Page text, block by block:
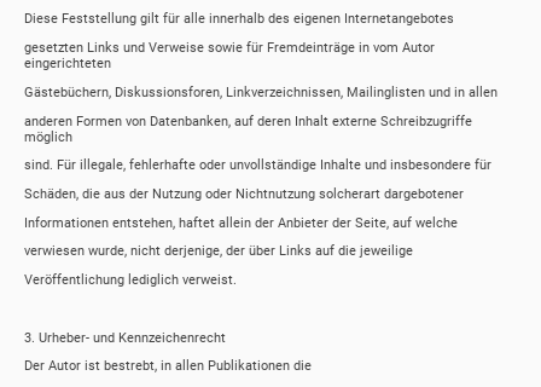
Diese Feststellung gilt für alle innerhalb des eigenen Internetangebotes
gesetzten Links und Verweise sowie für Fremdeinträge in vom Autor
eingerichteten
Gästebüchern, Diskussionsforen, Linkverzeichnissen, Mailinglisten und in allen
anderen Formen von Datenbanken, auf deren Inhalt externe Schreibzugriffe
möglich
sind. Für illegale, fehlerhafte oder unvollständige Inhalte und insbesondere für
Schäden, die aus der Nutzung oder Nichtnutzung solcherart dargebotener
Informationen entstehen, haftet allein der Anbieter der Seite, auf welche
verwiesen wurde, nicht derjenige, der über Links auf die jeweilige
Veröffentlichung lediglich verweist.
3. Urheber- und Kennzeichenrecht
Der Autor ist bestrebt, in allen Publikationen die